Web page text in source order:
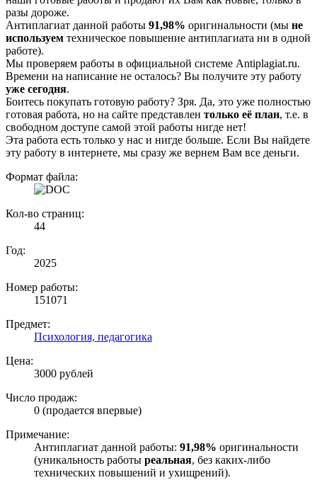
разы дороже.
Антиплагиат данной работы 91,98% оригинальности (мы не
используем техническое повышение антиплагиата ни в одной
работе).
Мы проверяем работы в официальной системе Аntiplagiat.ru.
Времени на написание не осталось? Вы получите эту работу
уже сегодня.
Боитесь покупать готовую работу? Зря. Да, это уже полностью
готовая работа, но на сайте представлен только её план, т.е. в
свободном доступе самой этой работы нигде нет!
Эта работа есть только у нас и нигде больше. Если Вы найдете
эту работу в интернете, мы сразу же вернем Вам все деньги.
Формат файла:
Кол-во страниц:
44
Год:
2025
Номер работы:
151071
Предмет:
Психология, педагогика
Цена:
3000 рублей
Число продаж:
0 (продается впервые)
Примечание:
Антиплагиат данной работы: 91,98% оригинальности
(уникальность работы реальная, без каких-либо
технических повышений и ухищрений).